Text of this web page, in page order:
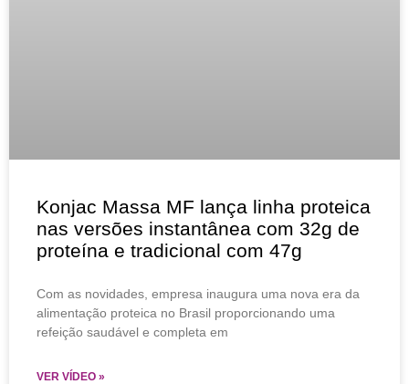
Konjac Massa MF lança linha proteica
nas versões instantânea com 32g de
proteína e tradicional com 47g
Com as novidades, empresa inaugura uma nova era da
alimentação proteica no Brasil proporcionando uma
refeição saudável e completa em
VER VÍDEO »